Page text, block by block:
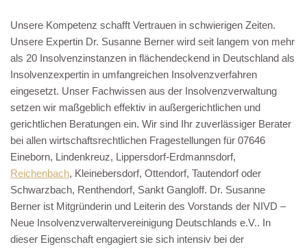
Unsere Kompetenz schafft Vertrauen in schwierigen Zeiten.
Unsere Expertin Dr. Susanne Berner wird seit langem von mehr
als 20 Insolvenzinstanzen in flächendeckend in Deutschland als
Insolvenzexpertin in umfangreichen Insolvenzverfahren
eingesetzt. Unser Fachwissen aus der Insolvenzverwaltung
setzen wir maßgeblich effektiv in außergerichtlichen und
gerichtlichen Beratungen ein. Wir sind Ihr zuverlässiger Berater
bei allen wirtschaftsrechtlichen Fragestellungen für 07646
Eineborn, Lindenkreuz, Lippersdorf-Erdmannsdorf,
Reichenbach, Kleinebersdorf, Ottendorf, Tautendorf oder
Schwarzbach, Renthendorf, Sankt Gangloff. Dr. Susanne
Berner ist Mitgründerin und Leiterin des Vorstands der NIVD –
Neue Insolvenzverwaltervereinigung Deutschlands e.V.. In
dieser Eigenschaft engagiert sie sich intensiv bei der